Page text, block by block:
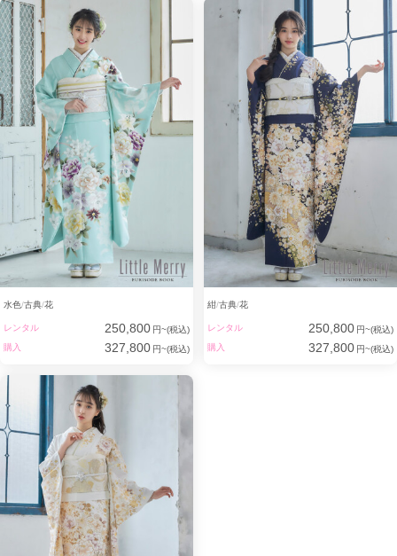
水色 古典 花
レンタル 250,800 円~(税込)
購入
327,800 円~(税込)
紺 古典 花
レンタル 250,800 円~(税込)
購入
327,800 円~(税込)